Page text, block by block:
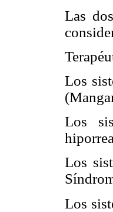
Las
Los
Los
Los
Los